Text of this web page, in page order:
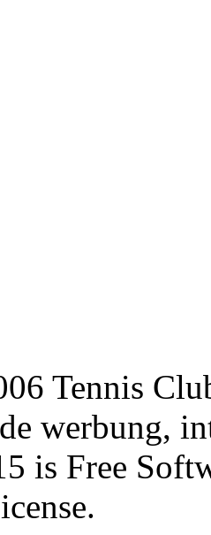
Tennis
werbung,
is Free